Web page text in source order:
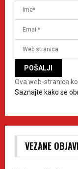
Ova web-stranica
Saznajte kako se
VEZANE